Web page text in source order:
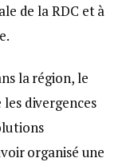
de la RDC et à
la région, le
divergences
organisé une